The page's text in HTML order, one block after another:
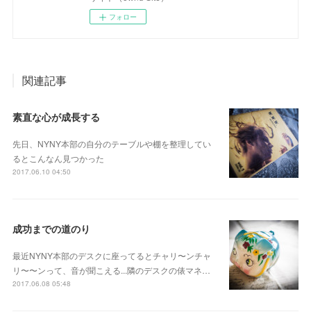
フォロー
関連記事
素直な心が成長する
先日、NYNY本部の自分のテーブルや棚を整理してい
るとこんなん見つかった
2017.06.10 04:50
成功までの道のり
最近NYNY本部のデスクに座ってるとチャリ〜ンチャ
リ〜〜ンって、音が聞こえる...隣のデスクの俵マネ…
2017.06.08 05:48